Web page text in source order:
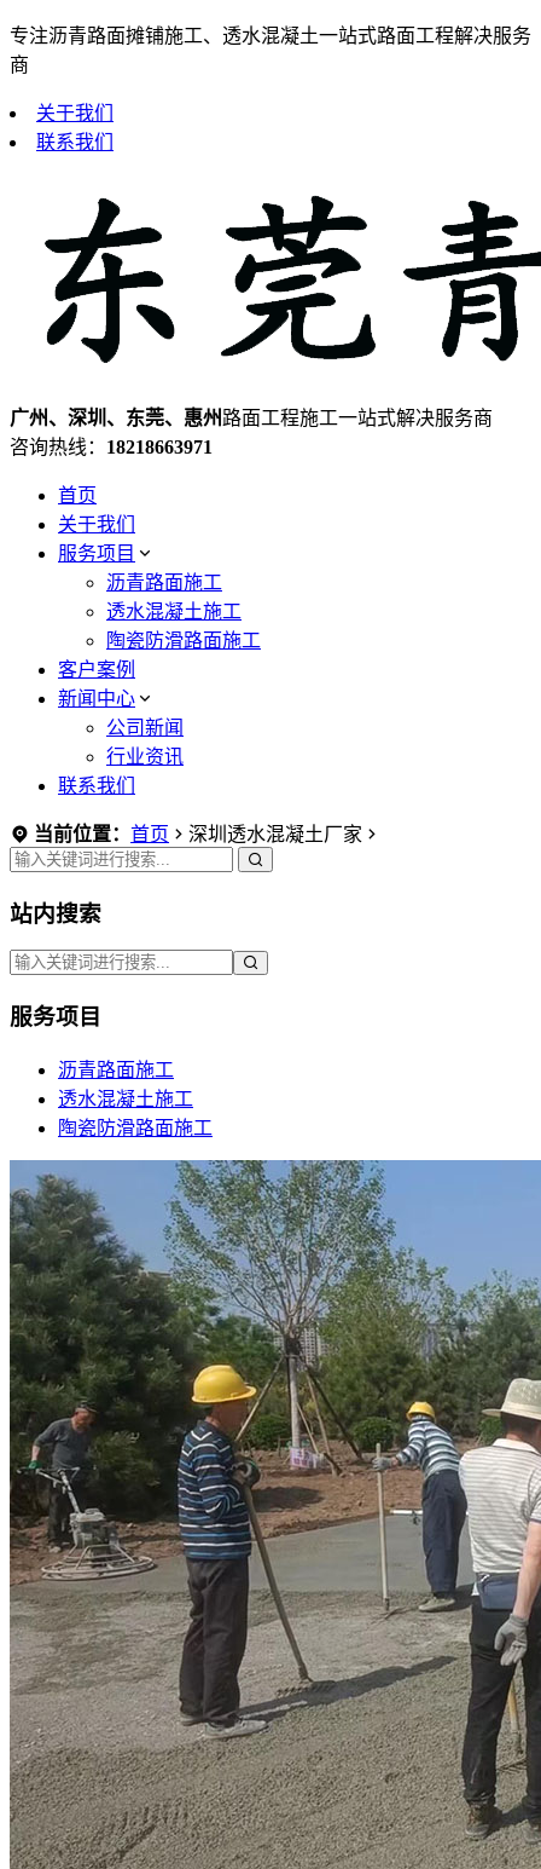
专注沥青路面摊铺施工、透水混凝土一站式路面工程解决服务
商
关于我们
联系我们
广州、深圳、东莞、惠州路面工程施工一站式解决服务商
咨询热线： 18218663971
首页
关于我们
服务项目
沥青路面施工
透水混凝土施工
陶瓷防滑路面施工
客户案例
新闻中心
公司新闻
行业资讯
联系我们
当前位置： 首页 深圳透水混凝土厂家
站内搜索
服务项目
沥青路面施工
透水混凝土施工
陶瓷防滑路面施工